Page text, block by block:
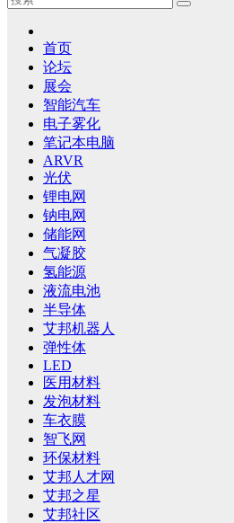
首页
论坛
展会
智能汽车
电子雾化
笔记本电脑
ARVR
光伏
锂电网
钠电网
储能网
气凝胶
氢能源
液流电池
半导体
艾邦机器人
弹性体
LED
医用材料
发泡材料
车衣膜
智飞网
环保材料
艾邦人才网
艾邦之星
艾邦社区